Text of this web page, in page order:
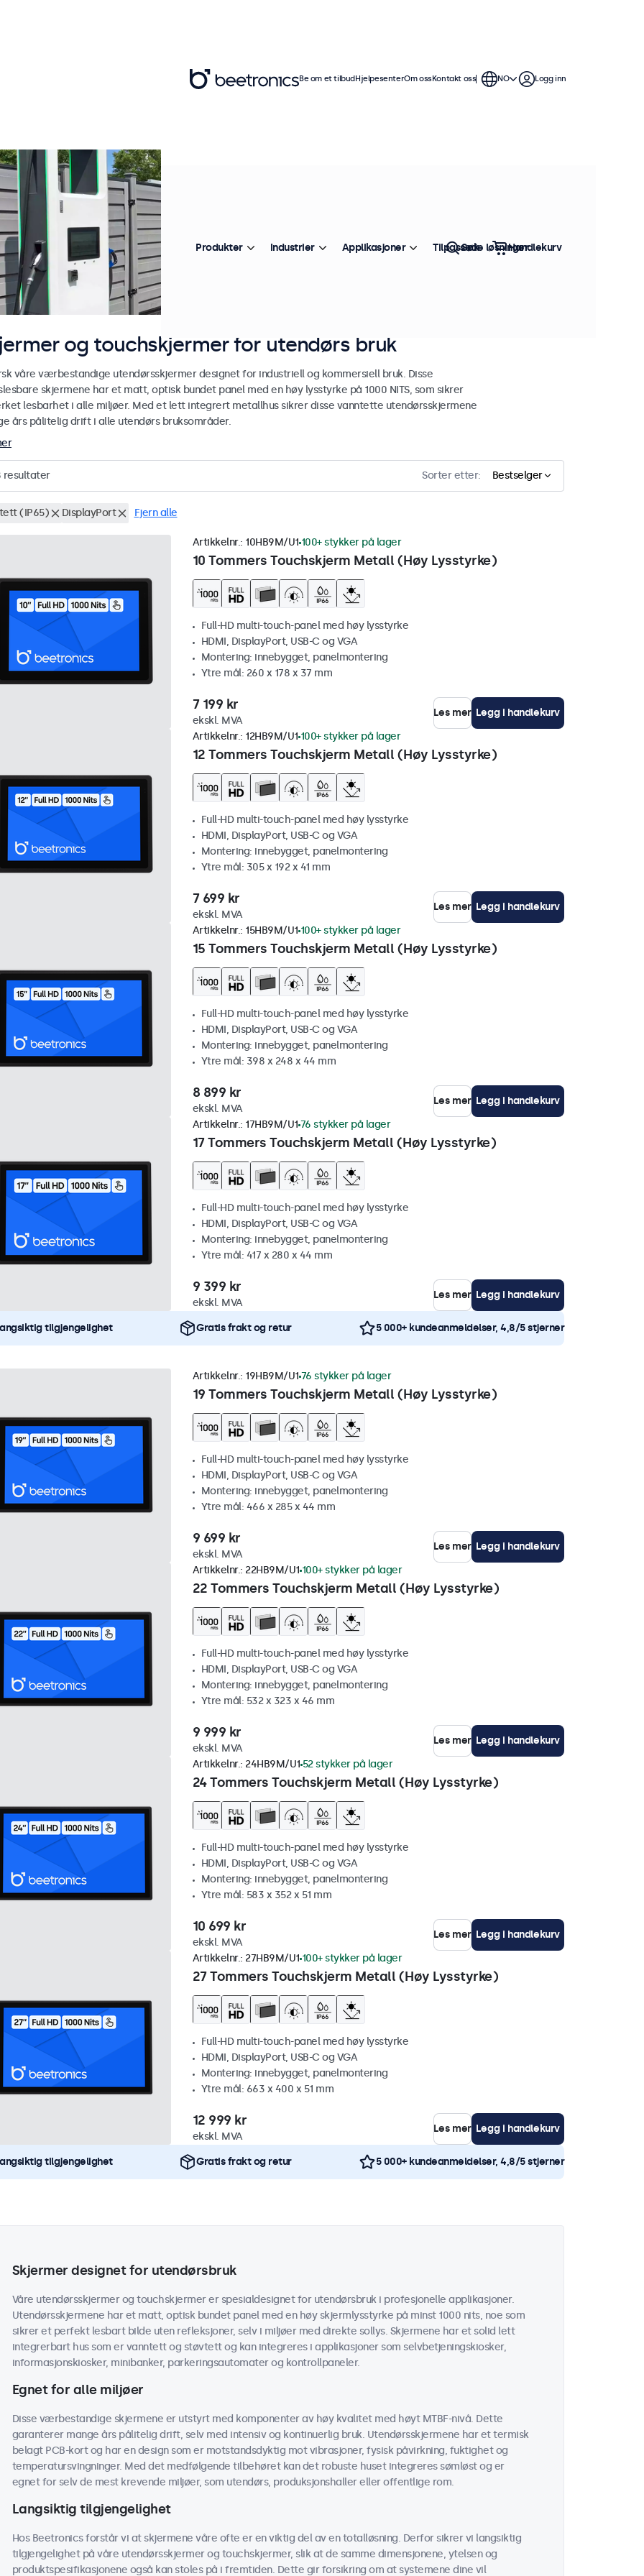
og touchskjermer for utendørs bruk
våre værbestandige utendørsskjermer designet for industriell og kommersiell bruk. Disse
skjermene har et matt, optisk bundet panel med en høy lysstyrke på 1000 NITS, som sikrer
lesbarhet i alle miljøer. Med et lett integrert metallhus sikrer disse vanntette utendørsskjermene
års pålitelig drift i alle utendørs bruksområder.
resultater Sorter etter: Bestselger
(IP65) DisplayPort Fjern alle
10 Tommers Touchskjerm Metall (Høy Lysstyrke)
Artikkelnr.: 10HB9M/U1 100+ stykker på lager
Full-HD multi-touch-panel med høy lysstyrke
HDMI, DisplayPort, USB-C og VGA
Montering: innebygget, panelmontering
Ytre mål: 260 x 178 x 37 mm
7 199 kr
ekskl. MVA
Les mer Legg i handlekurv
12 Tommers Touchskjerm Metall (Høy Lysstyrke)
Artikkelnr.: 12HB9M/U1 100+ stykker på lager
Full-HD multi-touch-panel med høy lysstyrke
HDMI, DisplayPort, USB-C og VGA
Montering: innebygget, panelmontering
Ytre mål: 305 x 192 x 41 mm
7 699 kr
ekskl. MVA
Les mer Legg i handlekurv
15 Tommers Touchskjerm Metall (Høy Lysstyrke)
Artikkelnr.: 15HB9M/U1 100+ stykker på lager
Full-HD multi-touch-panel med høy lysstyrke
HDMI, DisplayPort, USB-C og VGA
Montering: innebygget, panelmontering
Ytre mål: 398 x 248 x 44 mm
8 899 kr
ekskl. MVA
Les mer Legg i handlekurv
17 Tommers Touchskjerm Metall (Høy Lysstyrke)
Artikkelnr.: 17HB9M/U1 76 stykker på lager
Full-HD multi-touch-panel med høy lysstyrke
HDMI, DisplayPort, USB-C og VGA
Montering: innebygget, panelmontering
Ytre mål: 417 x 280 x 44 mm
9 399 kr
ekskl. MVA
Les mer Legg i handlekurv
tilgjengelighet Gratis frakt og retur 5 000+ kundeanmeldelser, 4,8/5 stjerner
19 Tommers Touchskjerm Metall (Høy Lysstyrke)
Artikkelnr.: 19HB9M/U1 76 stykker på lager
Full-HD multi-touch-panel med høy lysstyrke
HDMI, DisplayPort, USB-C og VGA
Montering: innebygget, panelmontering
Ytre mål: 466 x 285 x 44 mm
9 699 kr
ekskl. MVA
Les mer Legg i handlekurv
22 Tommers Touchskjerm Metall (Høy Lysstyrke)
Artikkelnr.: 22HB9M/U1 100+ stykker på lager
Full-HD multi-touch-panel med høy lysstyrke
HDMI, DisplayPort, USB-C og VGA
Montering: innebygget, panelmontering
Ytre mål: 532 x 323 x 46 mm
9 999 kr
ekskl. MVA
Les mer Legg i handlekurv
24 Tommers Touchskjerm Metall (Høy Lysstyrke)
Artikkelnr.: 24HB9M/U1 52 stykker på lager
Full-HD multi-touch-panel med høy lysstyrke
HDMI, DisplayPort, USB-C og VGA
Montering: innebygget, panelmontering
Ytre mål: 583 x 352 x 51 mm
10 699 kr
ekskl. MVA
Les mer Legg i handlekurv
27 Tommers Touchskjerm Metall (Høy Lysstyrke)
Artikkelnr.: 27HB9M/U1 100+ stykker på lager
Full-HD multi-touch-panel med høy lysstyrke
HDMI, DisplayPort, USB-C og VGA
Montering: innebygget, panelmontering
Ytre mål: 663 x 400 x 51 mm
12 999 kr
ekskl. MVA
Les mer Legg i handlekurv
tilgjengelighet Gratis frakt og retur 5 000+ kundeanmeldelser, 4,8/5 stjerner
Skjermer designet for utendørsbruk
Våre utendørsskjermer og touchskjermer er spesialdesignet for utendørsbruk i profesjonelle applikasjoner.
Utendørsskjermene har et matt, optisk bundet panel med en høy skjermlysstyrke på minst 1000 nits, noe som
sikrer et perfekt lesbart bilde uten refleksjoner, selv i miljøer med direkte sollys. Skjermene har et solid lett
integrerbart hus som er vanntett og støvtett og kan integreres i applikasjoner som selvbetjeningskiosker,
informasjonskiosker, minibanker, parkeringsautomater og kontrollpaneler.
Egnet for alle miljøer
Disse værbestandige skjermene er utstyrt med komponenter av høy kvalitet med høyt MTBF-nivå. Dette
garanterer mange års pålitelig drift, selv med intensiv og kontinuerlig bruk. Utendørsskjermene har et termisk
belagt PCB-kort og har en design som er motstandsdyktig mot vibrasjoner, fysisk påvirkning, fuktighet og
temperatursvingninger. Med det medfølgende tilbehøret kan det robuste huset integreres sømløst og er
egnet for selv de mest krevende miljøer, som utendørs, produksjonshaller eller offentlige rom.
Langsiktig tilgjengelighet
Hos Beetronics forstår vi at skjermene våre ofte er en viktig del av en totalløsning. Derfor sikrer vi langsiktig
tilgjengelighet på våre utendørsskjermer og touchskjermer, slik at de samme dimensjonene, ytelsen og
produktspesifikasjonene også kan stoles på i fremtiden. Dette gir forsikring om at systemene dine vil
Be om et tilbudHjelpesenterOm ossKontakt oss NO Logg inn
Produkter Industrier Applikasjoner Tilpassede løsninger
Søk Handlekurv